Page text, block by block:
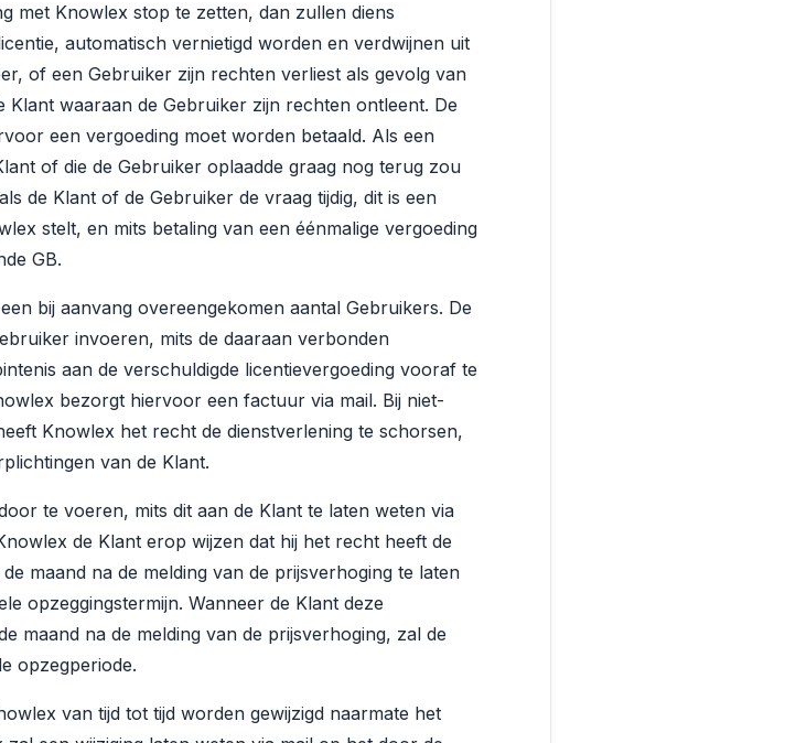
met Knowlex stop te zetten, dan zullen diens
automatisch vernietigd worden en verdwijnen uit
of een Gebruiker zijn rechten verliest als gevolg van
waaraan de Gebruiker zijn rechten ontleent. De
een vergoeding moet worden betaald. Als een
of die de Gebruiker oplaadde graag nog terug zou
de Klant of de Gebruiker de vraag tijdig, dit is een
stelt, en mits betaling van een éénmalige vergoeding
GB.
bij aanvang overeengekomen aantal Gebruikers. De
invoeren, mits de daaraan verbonden
aan de verschuldigde licentievergoeding vooraf te
bezorgt hiervoor een factuur via mail. Bij niet-
Knowlex het recht de dienstverlening te schorsen,
van de Klant.
te voeren, mits dit aan de Klant te laten weten via
de Klant erop wijzen dat hij het recht heeft de
maand na de melding van de prijsverhoging te laten
opzeggingstermijn. Wanneer de Klant deze
maand na de melding van de prijsverhoging, zal de
opzegperiode.
van tijd tot tijd worden gewijzigd naarmate het